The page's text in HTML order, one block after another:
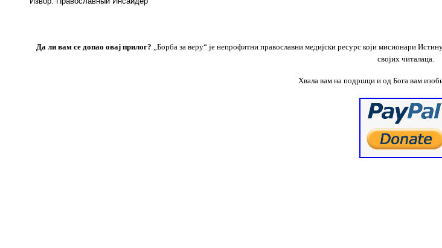
Да ли вам се допао овај прилог? „Борба за веру“ је непрофитни православни медијски ресурс који мисионари
својих читалаца.
Хвала вам на подршци и од Бога вам